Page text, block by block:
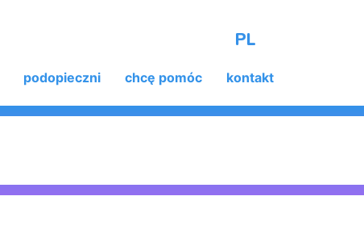
PL
podopieczni chcę pomóc kontakt